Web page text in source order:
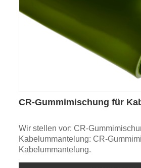
CR-Gummimischung für
Wir stellen vor: CR-
Kabelummantelung: CR-
Kabelummantelung.